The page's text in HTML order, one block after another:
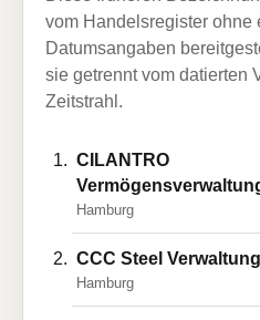
vom Handelsregister ohne
Datumsangaben
sie getrennt vom datierten
Zeitstrahl.
CILANTRO
Hamburg
CCC Steel
Hamburg